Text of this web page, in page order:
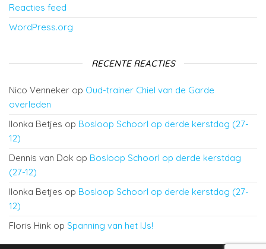
Reacties feed
WordPress.org
RECENTE REACTIES
Nico Venneker op Oud-trainer Chiel van de Garde
overleden
Ilonka Betjes op Bosloop Schoorl op derde kerstdag (27-
12)
Dennis van Dok op Bosloop Schoorl op derde kerstdag
(27-12)
Ilonka Betjes op Bosloop Schoorl op derde kerstdag (27-
12)
Floris Hink op Spanning van het IJs!